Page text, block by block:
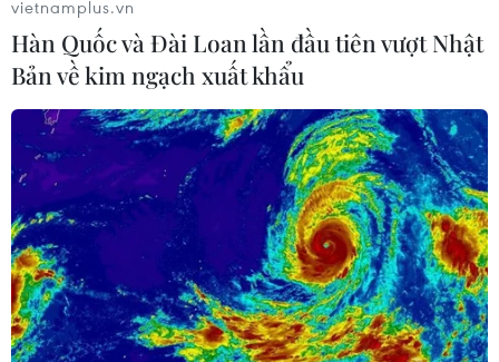
#Ngân hàng Chính sách
#Lâm Đồng
#vốn tín dụng chính sách
#Hộ nghèo Lâm Đồng
Theo dõi VietnamPlus
vietnamplus.vn
Hàn Quốc và Đài Loan lần đầu tiên vượt Nhật
Bản về kim ngạch xuất khẩu